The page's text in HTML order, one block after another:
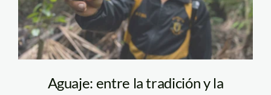
Aguaje: entre la tradición y la